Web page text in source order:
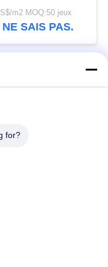
de corrosion
m2 MOQ:50 jeux
SAIS PAS.
for?